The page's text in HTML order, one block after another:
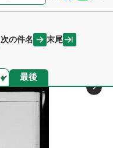
次の件名 末尾
最後